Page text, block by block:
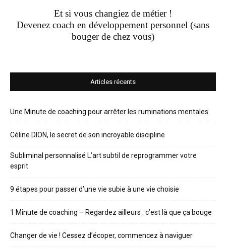
Et si vous changiez de métier !
Devenez coach en développement personnel (sans
bouger de chez vous)
Articles récents
Une Minute de coaching pour arrêter les ruminations mentales
Céline DION, le secret de son incroyable discipline
Subliminal personnalisé L’art subtil de reprogrammer votre
esprit
9 étapes pour passer d’une vie subie à une vie choisie
1 Minute de coaching – Regardez ailleurs : c’est là que ça bouge
Changer de vie ! Cessez d’écoper, commencez à naviguer